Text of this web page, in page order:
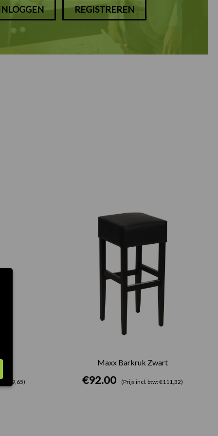
REGISTREREN
€199,65)
Maxx Barkruk Zwart
€92.00 (Prijs incl. btw: €111,32)